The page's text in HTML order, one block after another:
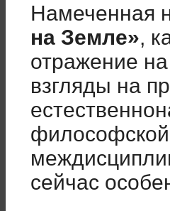
Намеченная
на Земле»,
отражение
взгляды на
сейчас